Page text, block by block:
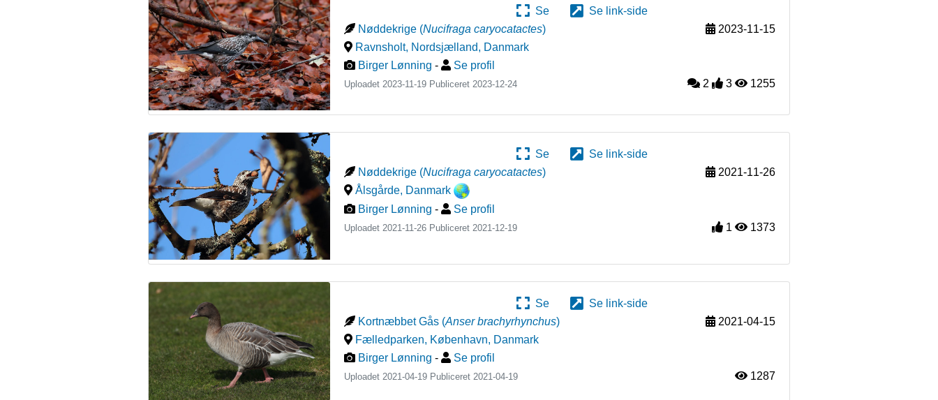
Se
Se link-side
Nøddekrige (Nucifraga caryocatactes)
2023-11-15
Ravnsholt, Nordsjælland, Danmark
Birger Lønning - Se profil
Uploadet 2023-11-19 Publiceret2023-12-24 2 3 1255
Se
Se link-side
Nøddekrige (Nucifraga caryocatactes)
2021-11-26
Ålsgårde, Danmark
Birger Lønning - Se profil
Uploadet 2021-11-26 Publiceret2021-12-19 1 1373
Se
Se link-side
Kortnæbbet Gås (Anser brachyrhynchus)
2021-04-15
Fælledparken, København, Danmark
Birger Lønning - Se profil
Uploadet 2021-04-19 Publiceret2021-04-19 1287